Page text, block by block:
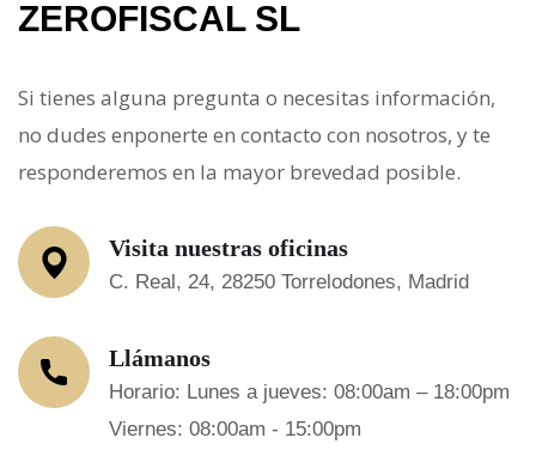
ZEROFISCAL SL
Si tienes alguna pregunta o necesitas información,
no dudes enponerte en contacto con nosotros, y te
responderemos en la mayor brevedad posible.
Visita nuestras oficinas
C. Real, 24, 28250 Torrelodones, Madrid
Llámanos
Horario: Lunes a jueves: 08:00am – 18:00pm
Viernes: 08:00am - 15:00pm